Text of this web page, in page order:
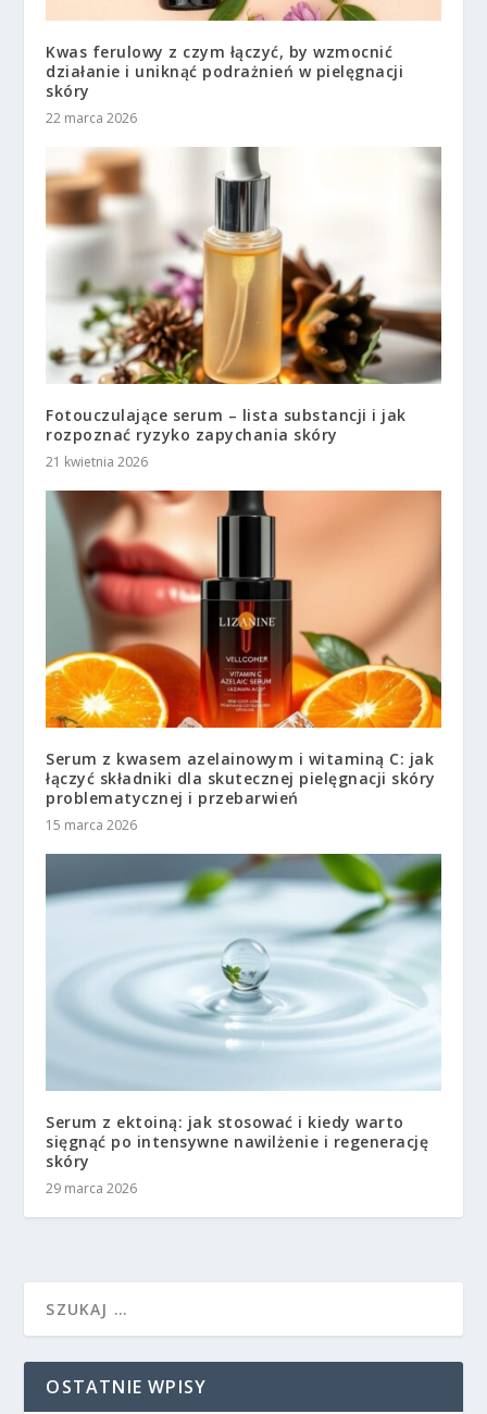
Kwas ferulowy z czym łączyć, by wzmocnić
działanie i uniknąć podrażnień w pielęgnacji
skóry
22 marca 2026
Fotouczulające serum – lista substancji i jak
rozpoznać ryzyko zapychania skóry
21 kwietnia 2026
Serum z kwasem azelainowym i witaminą C: jak
łączyć składniki dla skutecznej pielęgnacji skóry
problematycznej i przebarwień
15 marca 2026
Serum z ektoiną: jak stosować i kiedy warto
sięgnąć po intensywne nawilżenie i regenerację
skóry
29 marca 2026
OSTATNIE WPISY